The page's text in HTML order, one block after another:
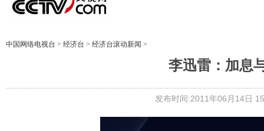
中国网络电视台 > 经济台 > 经济台滚动新闻 >
李迅雷：加息
发布时间:2011年06月14日